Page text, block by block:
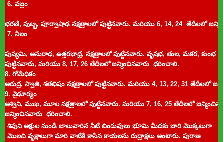
6. వజ్రం
భరణి, పుబ్బ, పూర్వాషాఢ నక్షత్రాలలో పుట్టినవారు. మరియు 6, 14, 24 తేదీలలో
7. నీలం
పుష్యమి, అనురాధ, ఉత్తరభాధ్ర, నక్షత్రాలలో పుట్టినవారు. వృషభ, తుల, మకర, కుంభ
పుట్టినవారు, మరియు 8, 17, 26 తేదీలలో జన్మించినవారు ధరించాలి.
8. గోమేధికం
అరుద్ర, స్వాతి, శతభిషం నక్షత్రాలలో పుట్టినవారు. మరియు 4, 13, 22, 31 తేదీలలో
9. వైఢూర్యం
అశ్విని, ముఖ, మూల నక్షత్రాలలోపుట్టినవారు. మరియు 7, 16, 25 తేదీలలో
జన్మించినవారు ధరించాలి.
శివుని అక్షుల నుండి జాలువారిన నీటి బిందువులు భూమి మీదకు జారి మొక్కలుగా
మొలచి వృక్షాలుగా మారి వాటికి కాసిన కాయలను రుద్రాక్షలు అంటారు. పురాణ